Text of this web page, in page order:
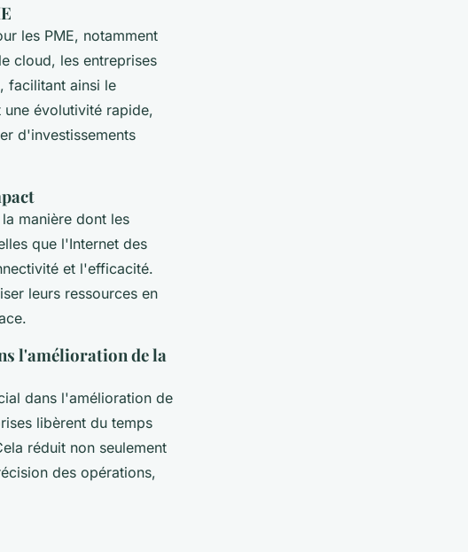
les PME, notamment
cloud, les entreprises
facilitant ainsi le
évolutivité rapide,
d'investissements
manière dont les
que l'Internet des
et l'efficacité.
leurs ressources en
l'amélioration de la
dans l'amélioration de
libèrent du temps
réduit non seulement
des opérations,